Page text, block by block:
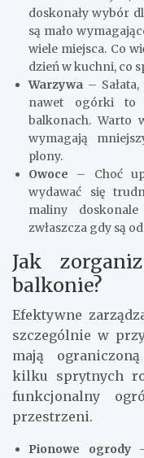
doskonały wybór
są mało
wiele miejsca. Co
dzień w kuchni, co
Warzywa –
nawet ogórki to
balkonach. Warto
wymagają
plony.
Owoce – Choć
wydawać się
maliny
zwłaszcza gdy są
Jak
balkonie?
Efektywne
szczególnie w
mają
kilku sprytnych
funkcjonalny
przestrzeni.
Pionowe ogrody–